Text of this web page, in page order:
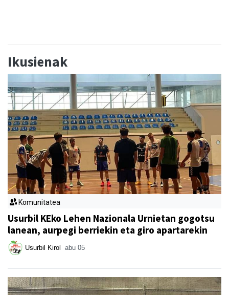
Ikusienak
Komunitatea
Usurbil KEko Lehen Nazionala Urnietan gogotsu
lanean, aurpegi berriekin eta giro apartarekin
Usurbil Kirol abu 05